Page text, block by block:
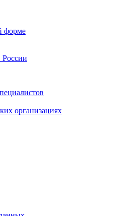
форме
России
организациях